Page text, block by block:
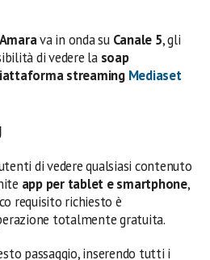
va in onda su Canale 5, gli
di vedere la soap
streaming Mediaset
di vedere qualsiasi contenuto
app per tablet e smartphone,
requisito richiesto è
totalmente gratuita.
passaggio, inserendo tutti i